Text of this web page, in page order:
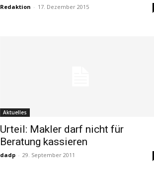
Redaktion - 17. Dezember 2015
Aktuelles
Urteil: Makler darf nicht für
Beratung kassieren
dadp - 29. September 2011